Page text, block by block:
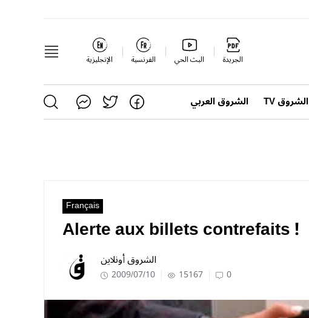
الجريدة البث الحي الفرنسية الإنجليزية
الشروق TV الشروق العربي
Français
Alerte aux billets contrefaits !
الشروق أونلاين
2009/07/10 15167 0